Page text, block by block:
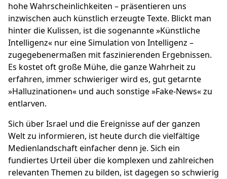
hohe Wahrscheinlichkeiten – präsentieren uns
inzwischen auch künstlich erzeugte Texte. Blickt man
hinter die Kulissen, ist die sogenannte»Künstliche
Intelligenz« nur eine Simulation von Intelligenz –
zugegebenermaßen mit faszinierenden Ergebnissen.
Es kostet oft große Mühe, die ganze Wahrheit zu
erfahren, immer schwieriger wird es, gut getarnte
»Halluzinationen« und auch sonstige »Fake-News« zu
entlarven.
Sich überIsrael und die Ereignisse auf der ganzen
Welt zu informieren, ist heute durch die vielfältige
Medienlandschaft einfacher denn je. Sich ein
fundiertes Urteil über die komplexen und zahlreichen
relevanten Themen zu bilden, ist dagegen so schwierig